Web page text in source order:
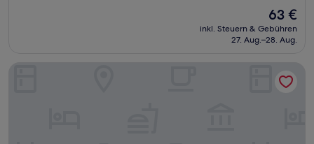
Der
Preis
beträgt
63 €
inkl. Steuern & Gebühren
27. Aug.–28. Aug.